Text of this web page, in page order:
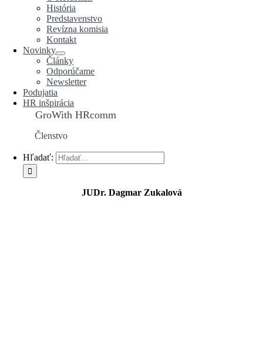
História
Predstavenstvo
Revízna komisia
Kontakt
Novinky
Články
Odporúčame
Newsletter
Podujatia
HR inšpirácia
GroWith HRcomm
Členstvo
Hľadať:
JUDr. Dagmar Zukalová